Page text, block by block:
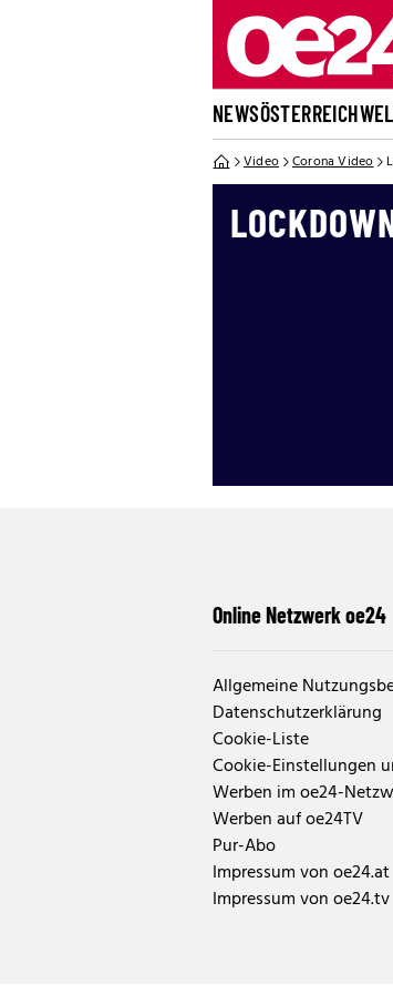
NEWSÖSTERREICH
Video Corona Video
Online Netzwerk oe24
Allgemeine
Datenschutzerklärung
Cookie-Liste
Cookie-Einstellungen
Werben im oe24-
Werben auf oe24TV
Pur-Abo
Impressum von oe24.at
Impressum von oe24.tv